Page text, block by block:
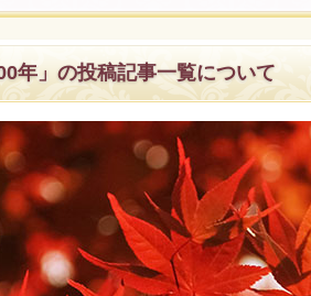
年」の投稿記事一覧について